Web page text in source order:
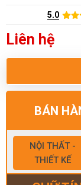
5.0
Liên hệ
BÁN
NỘI THẤT -
THIẾT KẾ